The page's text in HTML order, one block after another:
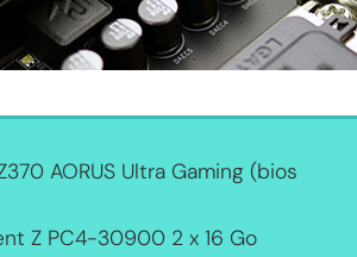
AORUS Ultra Gaming (bios
Z PC4-30900 2 x 16 Go